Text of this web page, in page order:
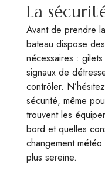
La
Avant de prendre
bateau dispose
nécessaires :
signaux de
contrôler.
sécurité, même
trouvent les
bord et quelles
changement
plus sereine.